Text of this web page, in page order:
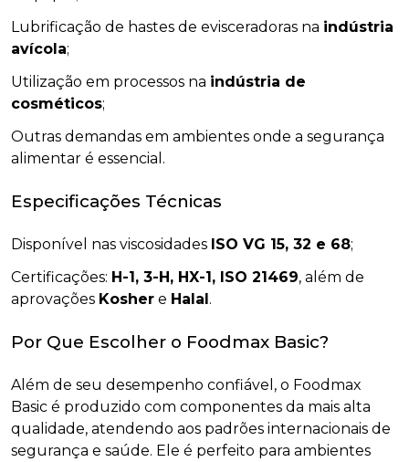
Lubrificação de hastes de evisceradoras na indústria
avícola;
Utilização em processos na indústria de
cosméticos;
Outras demandas em ambientes onde a segurança
alimentar é essencial.
Especificações Técnicas
Disponível nas viscosidades ISO VG 15, 32 e 68;
Certificações: H-1, 3-H, HX-1, ISO 21469, além de
aprovações Kosher e Halal.
Por Que Escolher o Foodmax Basic?
Além de seu desempenho confiável, o Foodmax
Basic é produzido com componentes da mais alta
qualidade, atendendo aos padrões internacionais de
segurança e saúde. Ele é perfeito para ambientes